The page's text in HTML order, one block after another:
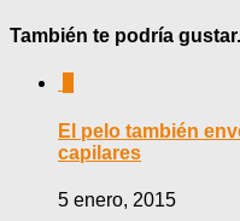
También te podría
El pelo también
capilares
5 enero, 2015